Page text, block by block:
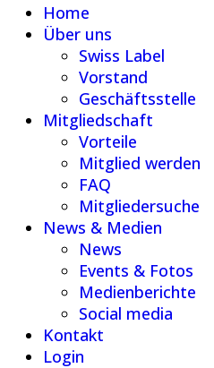
Home
Über uns
Swiss Label
Vorstand
Geschäftsstelle
Mitgliedschaft
Vorteile
Mitglied werden
FAQ
Mitgliedersuche
News & Medien
News
Events & Fotos
Medienberichte
Social media
Kontakt
Login